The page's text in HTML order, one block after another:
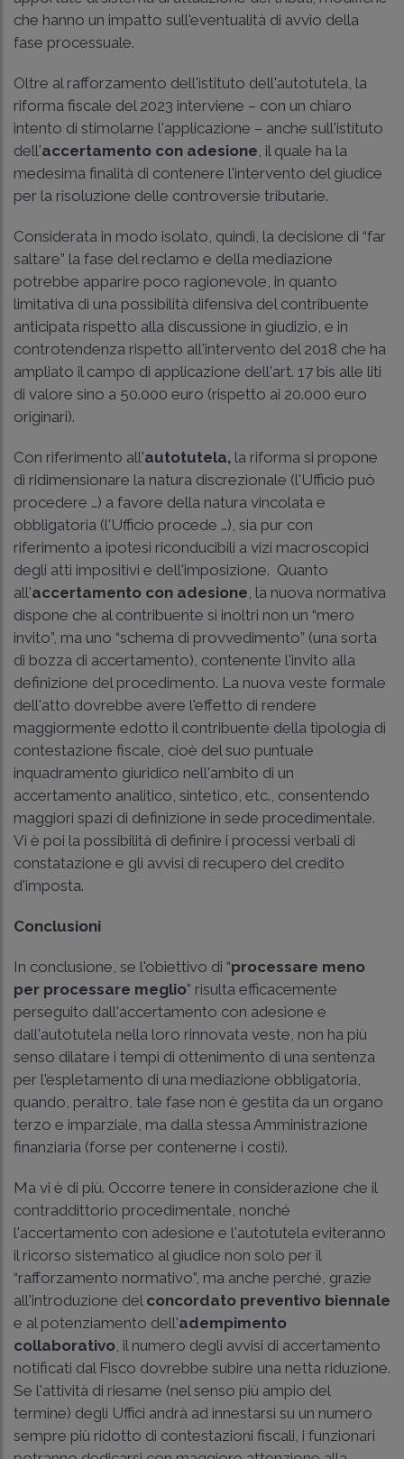
che hanno un impatto sull'eventualità di avvio della
fase processuale.
Oltre al rafforzamento dell'istituto dell'autotutela, la
riforma fiscale del 2023 interviene – con un chiaro
intento di stimolarne l'applicazione – anche sull'istituto
dell'accertamento con adesione , il quale ha la
medesima finalità di contenere l'intervento del giudice
per la risoluzione delle controversie tributarie.
Considerata in modo isolato, quindi, la decisione di “far
saltare” la fase del reclamo e della mediazione
potrebbe apparire poco ragionevole, in quanto
limitativa di una possibilità difensiva del contribuente
anticipata rispetto alla discussione in giudizio, e in
controtendenza rispetto all'intervento del 2018 che ha
ampliato il campo di applicazione dell'art. 17 bis alle liti
di valore sino a 50.000 euro (rispetto ai 20.000 euro
originari).
Con riferimento all'autotutela, la riforma si propone
di ridimensionare la natura discrezionale (l'Ufficio può
procedere …) a favore della natura vincolata e
obbligatoria (l'Ufficio procede …), sia pur con
riferimento a ipotesi riconducibili a vizi macroscopici
degli atti impositivi e dell'imposizione. Quanto
all'accertamento con adesione , la nuova normativa
dispone che al contribuente si inoltri non un “mero
invito”, ma uno “schema di provvedimento” (una sorta
di bozza di accertamento), contenente l'invito alla
definizione del procedimento. La nuova veste formale
dell'atto dovrebbe avere l'effetto di rendere
maggiormente edotto il contribuente della tipologia di
contestazione fiscale, cioè del suo puntuale
inquadramento giuridico nell'ambito di un
accertamento analitico, sintetico, etc., consentendo
maggiori spazi di definizione in sede procedimentale.
Vi è poi la possibilità di definire i processi verbali di
constatazione e gli avvisi di recupero del credito
d'imposta.
Conclusioni
In conclusione, se l'obiettivo di “processare meno
per processare meglio” risulta efficacemente
perseguito dall'accertamento con adesione e
dall'autotutela nella loro rinnovata veste, non ha più
senso dilatare i tempi di ottenimento di una sentenza
per l'espletamento di una mediazione obbligatoria,
quando, peraltro, tale fase non è gestita da un organo
terzo e imparziale, ma dalla stessa Amministrazione
finanziaria (forse per contenerne i costi).
Ma vi è di più. Occorre tenere in considerazione che il
contraddittorio procedimentale, nonché
l'accertamento con adesione e l'autotutela eviteranno
il ricorso sistematico al giudice non solo per il
“rafforzamento normativo”, ma anche perché, grazie
all'introduzione del concordato preventivo biennale
e al potenziamento dell'adempimento
collaborativo , il numero degli avvisi di accertamento
notificati dal Fisco dovrebbe subire una netta riduzione.
Se l'attività di riesame (nel senso più ampio del
termine) degli Uffici andrà ad innestarsi su un numero
sempre più ridotto di contestazioni fiscali, i funzionari